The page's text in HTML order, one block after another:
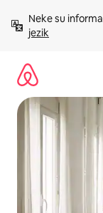
sadržaj
Neke su
jezik